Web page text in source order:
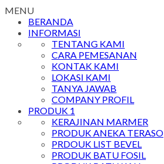
MENU
BERANDA
INFORMASI
TENTANG KAMI
CARA PEMESANAN
KONTAK KAMI
LOKASI KAMI
TANYA JAWAB
COMPANY PROFIL
PRODUK 1
KERAJINAN MARMER
PRODUK ANEKA TERASO
PRDOUK LIST BEVEL
PRODUK BATU FOSIL